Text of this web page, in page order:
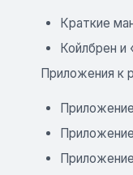
Краткие
Койлбрен и
Приложения к